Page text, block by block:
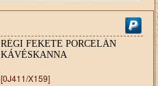
RÉGI FEKETE PORCELÁN
KÁVÉSKANNA
[0J411/X159]